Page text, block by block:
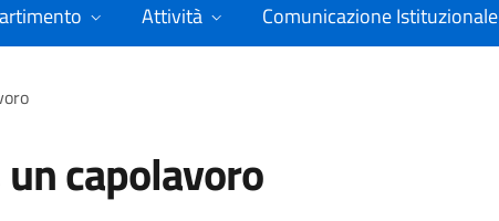
Attività Comunicazione Istituzionale
capolavoro